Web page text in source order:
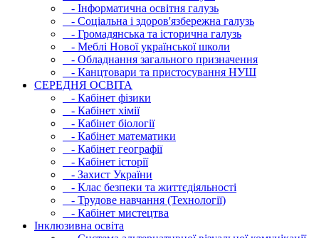
- Інфopматична освітня галузь
- Соціальна і здоров'язбережна галузь
- Громадянська та історична галузь
- Меблі Нової української школи
- Обладнання загального призначення
- Канцтовари та пристосування НУШ
СЕРЕДНЯ ОСВIТА
- Кабінет фізики
- Кабінет хімії
- Кабінет біології
- Кабінет математики
- Кабінет географії
- Кабінет історії
- Захист України
- Клас безпеки та життєдіяльності
- Трудове навчання (Технології)
- Кабінет мистецтва
Інклюзивна освіта